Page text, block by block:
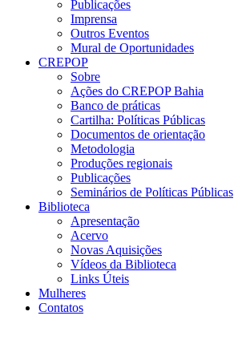
Publicações
Imprensa
Outros Eventos
Mural de Oportunidades
CREPOP
Sobre
Ações do CREPOP Bahia
Banco de práticas
Cartilha: Políticas Públicas
Documentos de orientação
Metodologia
Produções regionais
Publicações
Seminários de Políticas Públicas
Biblioteca
Apresentação
Acervo
Novas Aquisições
Vídeos da Biblioteca
Links Úteis
Mulheres
Contatos